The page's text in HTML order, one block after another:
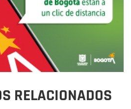
RELACIONADOS